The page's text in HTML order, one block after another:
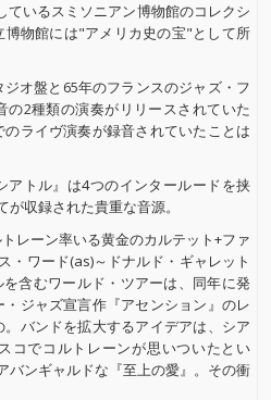
いるスミソニアン博物館のコレクシ
博物館には"アメリカ史の宝"として所
オ盤と65年のフランスのジャズ・フ
の2種類の演奏がリリースされていた
ライヴ演奏が録音されていたことは
アトル』は4つのインタールードを挟
収録された貴重な音源。
レーン率いる黄金のカルテット+ファ
・ワード(as)～ドナルド・ギャレット
含むワールド・ツアーは、同年に発
ジャズ宣言作『アセンション』のレ
バンドを拡大するアイデアは、シア
コでコルトレーンが思いついたとい
バンギャルドな『至上の愛』。その衝